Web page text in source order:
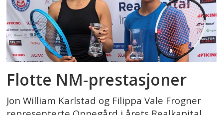
Flotte NM-prestasjoner
Jon William Karlstad og Filippa Vale Frogner